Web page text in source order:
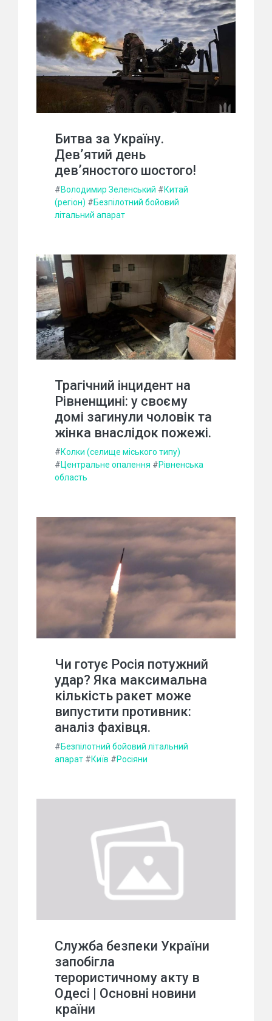
Битва за Україну.
Дев’ятий день
дев’яностого шостого!
#Володимир Зеленський #Китай
(регіон) #Безпілотний бойовий
літальний апарат
Трагічний інцидент на
Рівненщині: у своєму
домі загинули чоловік та
жінка внаслідок пожежі.
#Колки (селище міського типу)
#Центральне опалення #Рівненська
область
Чи готує Росія потужний
удар? Яка максимальна
кількість ракет може
випустити противник:
аналіз фахівця.
#Безпілотний бойовий літальний
апарат #Київ #Росіяни
Служба безпеки України
запобігла
терористичному акту в
Одесі | Основні новини
країни